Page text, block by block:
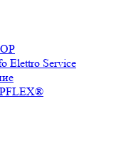
Elettro Service